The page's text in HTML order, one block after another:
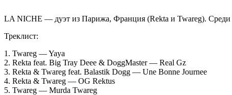
LA NICHE — дуэт из Парижа, Франция (Rekta и Twareg). Среди
Треклист:
1. Twareg — Yaya
2. Rekta feat. Big Tray Deee & DoggMaster — Real Gz
3. Rekta & Twareg feat. Balastik Dogg — Une Bonne Journee
4. Rekta & Twareg — OG Rektus
5. Twareg — Murda Twareg